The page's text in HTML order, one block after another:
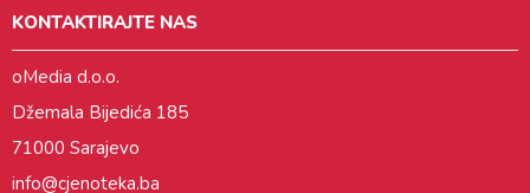
KONTAKTIRAJTE NAS
oMedia d.o.o.
Džemala Bijedića 185
71000 Sarajevo
info@cjenoteka.ba